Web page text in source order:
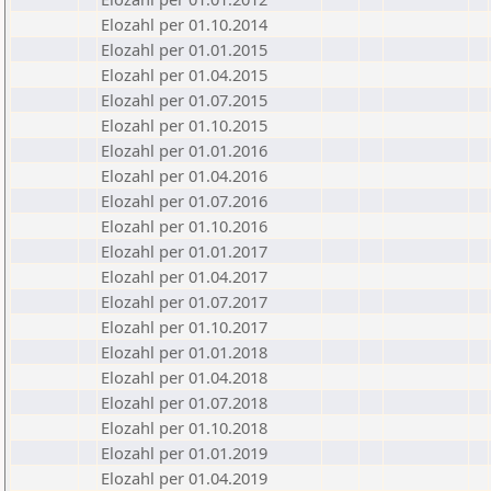
Elozahl per 01.10.2014
Elozahl per 01.01.2015
Elozahl per 01.04.2015
Elozahl per 01.07.2015
Elozahl per 01.10.2015
Elozahl per 01.01.2016
Elozahl per 01.04.2016
Elozahl per 01.07.2016
Elozahl per 01.10.2016
Elozahl per 01.01.2017
Elozahl per 01.04.2017
Elozahl per 01.07.2017
Elozahl per 01.10.2017
Elozahl per 01.01.2018
Elozahl per 01.04.2018
Elozahl per 01.07.2018
Elozahl per 01.10.2018
Elozahl per 01.01.2019
Elozahl per 01.04.2019